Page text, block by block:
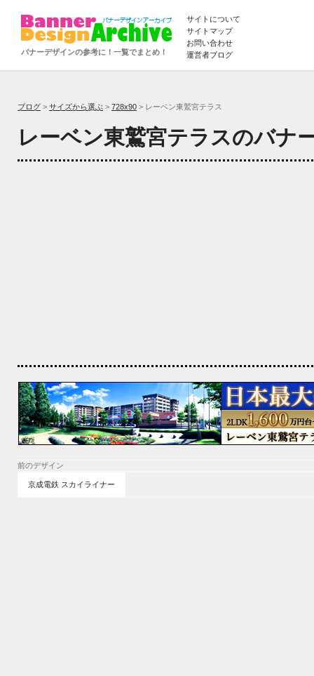
バナーデザインの参考に！一覧でまとめ！
サイトについて
サイトマップ
お問い合わせ
運営者ブログ
ブログ > サイズから選ぶ > 728x90 > レーベン東鷲宮テラス
レーベン東鷲宮テラスのバナ
前のデザイン
京成電鉄 スカイライナー